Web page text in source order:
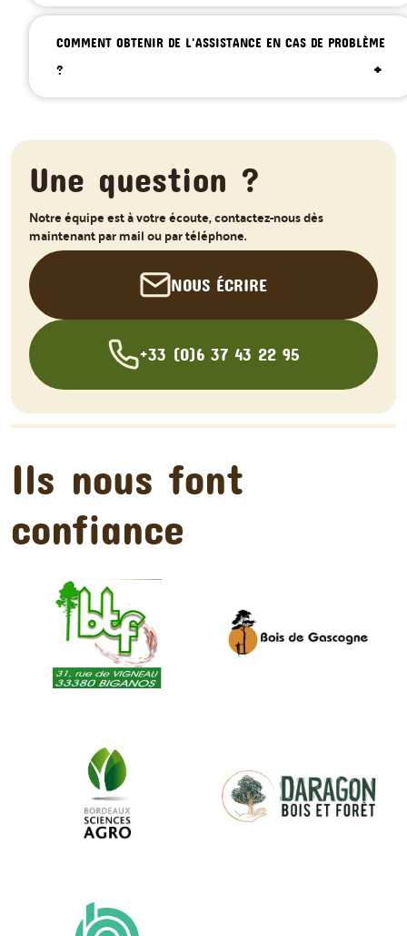
COMMENT OBTENIR DE L'ASSISTANCE EN CAS DE PROBLÈME
?
Une question ?
Notre équipe est à votre écoute, contactez-nous dès
maintenant par mail ou par téléphone.
NOUS ÉCRIRE
+33 (0)6 37 43 22 95
Ils nous font
confiance